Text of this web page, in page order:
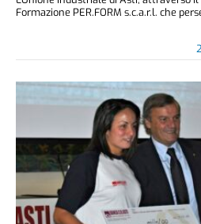
Formazione PER.FORM s.c.a.r.l. che